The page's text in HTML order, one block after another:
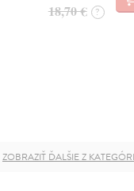
18,70 € ?
ZOBRAZIŤ ĎALŠIE Z